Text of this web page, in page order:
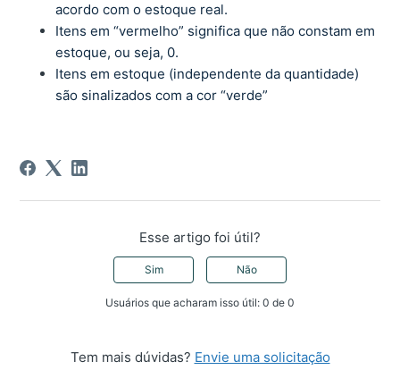
acordo com o estoque real.
Itens em “vermelho” significa que não constam em
estoque, ou seja, 0.
Itens em estoque (independente da quantidade)
são sinalizados com a cor “verde”
Esse artigo foi útil?
Sim Não
Usuários que acharam isso útil: 0 de 0
Tem mais dúvidas? Envie uma solicitação